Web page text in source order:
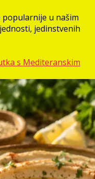
popularnije u našim
jedinstvenih
s Mediteranskim